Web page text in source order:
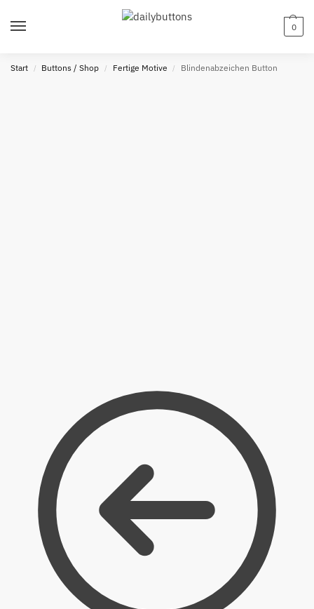
0
Start / Buttons / Shop / Fertige Motive / Blindenabzeichen Button